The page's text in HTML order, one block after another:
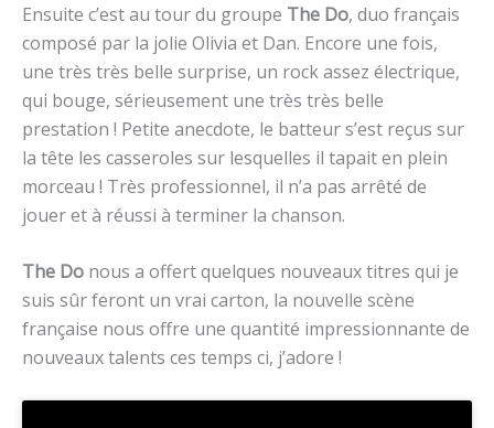
Ensuite c’est au tour du groupe The Do, duo français
composé par la jolie Olivia et Dan. Encore une fois,
une très très belle surprise, un rock assez électrique,
qui bouge, sérieusement une très très belle
prestation ! Petite anecdote, le batteur s’est reçus sur
la tête les casseroles sur lesquelles il tapait en plein
morceau ! Très professionnel, il n’a pas arrêté de
jouer et à réussi à terminer la chanson.
The Do nous a offert quelques nouveaux titres qui je
suis sûr feront un vrai carton, la nouvelle scène
française nous offre une quantité impressionnante de
nouveaux talents ces temps ci, j’adore !